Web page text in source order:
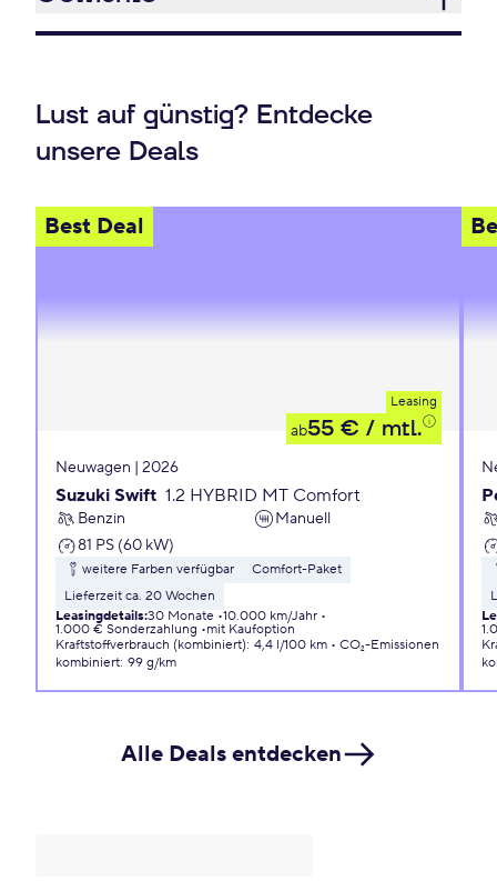
Lust auf günstig? Entdecke
unsere Deals
Best Deal
Leasing
ab55 € / mtl.
Neuwagen | 2026
Suzuki Swift 1.2 HYBRID MT Comfort
Benzin
Manuell
81 PS (60 kW)
weitere Farben verfügbar
Comfort-Paket
Lieferzeit ca. 20 Wochen
Leasingdetails:30 Monate 10.000 km/Jahr
1.000 € Sonderzahlung
mit Kaufoption
Kraftstoffverbrauch (kombiniert): 4,4 l/100 km
CO₂-Emissionen
kombiniert: 99 g/km
Alle Deals entdecken